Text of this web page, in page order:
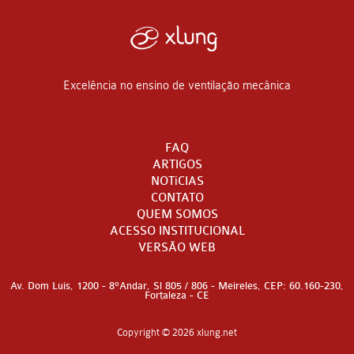
Excelência no ensino de ventilação mecânica
FAQ
ARTIGOS
NOTíCIAS
CONTATO
QUEM SOMOS
ACESSO INSTITUCIONAL
VERSÃO WEB
Av. Dom Luis, 1200 - 8°Andar, Sl 805 / 806 - Meireles, CEP: 60.160-230,
Fortaleza - CE
Copyright © 2026 xlung.net